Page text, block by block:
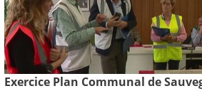
Exercice Plan Communal de